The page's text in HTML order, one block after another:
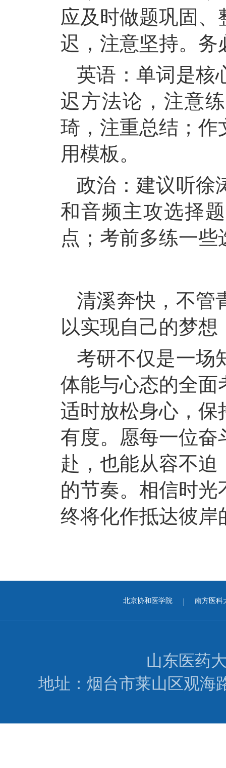
应及时做题巩固
迟，注意坚持。务
英语：单词是核
迟方法论，注意
琦，注重总结；作
用模板 。
政治：建议听徐
和音频主攻选择
点；考前多练一些
清溪奔快，不管
以实现自己的梦
考研不仅是一场
体能与心态的全面
适时放松身心，保
有度。愿每一位奋
赴，也能从容不
的节奏。相信时
终将化作抵达彼岸
北京协和医学院 南方医科
山东医药
地址：烟台市莱山区观海